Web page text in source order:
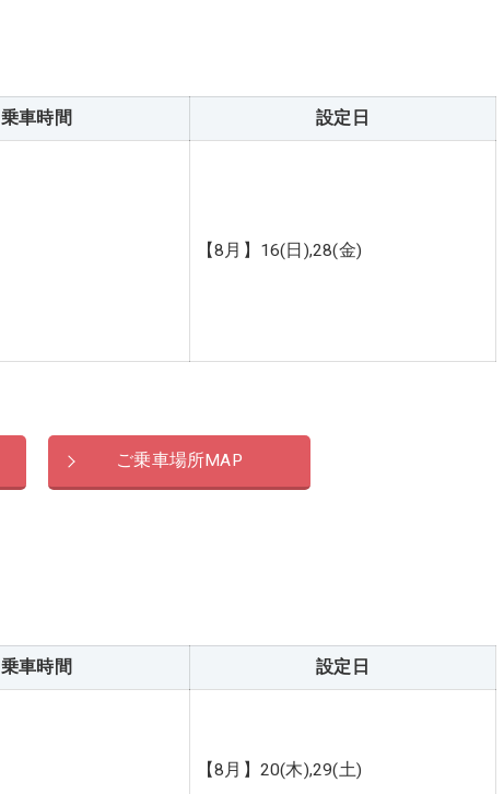
乗車時間 設定日
【8月】16(日),28(金)
ご乗車場所MAP
乗車時間 設定日
【8月】20(木),29(土)